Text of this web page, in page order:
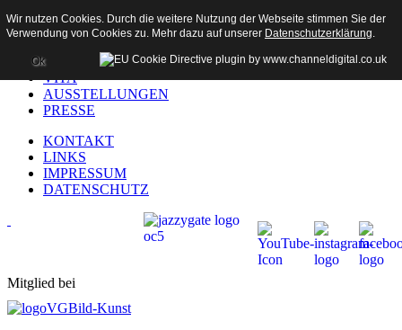
AKTUELL
VITA
AUSSTELLUNGEN
PRESSE
KONTAKT
LINKS
IMPRESSUM
DATENSCHUTZ
Mitglied bei
Wir nutzen Cookies. Durch die weitere Nutzung der Webseite stimmen Sie der
Verwendung von Cookies zu. Mehr dazu auf unserer Datenschutzerklärung.
Ok